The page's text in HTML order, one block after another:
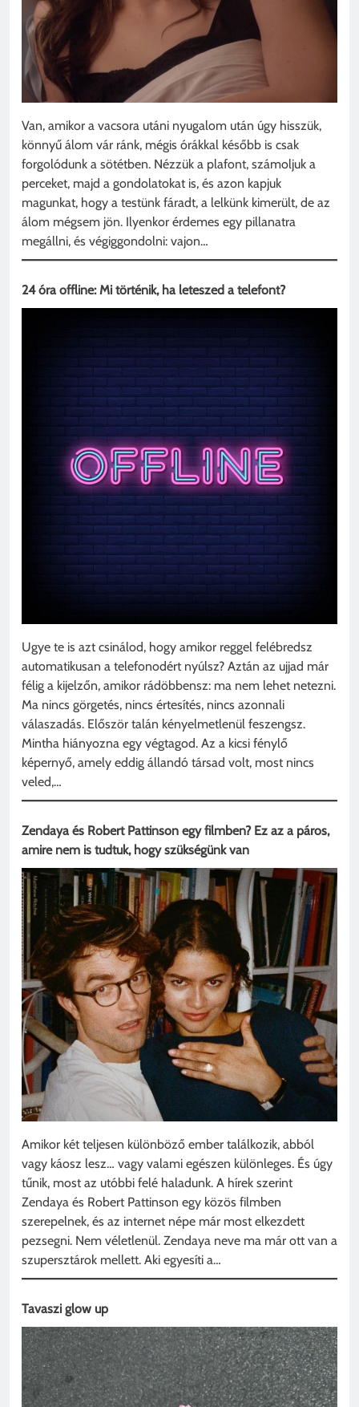
Van, amikor a vacsora utáni nyugalom után úgy hisszük,
könnyű álom vár ránk, mégis órákkal később is csak
forgolódunk a sötétben. Nézzük a plafont, számoljuk a
perceket, majd a gondolatokat is, és azon kapjuk
magunkat, hogy a testünk fáradt, a lelkünk kimerült, de az
álom mégsem jön. Ilyenkor érdemes egy pillanatra
megállni, és végiggondolni: vajon…
24 óra offline: Mi történik, ha leteszed a telefont?
Ugye te is azt csinálod, hogy amikor reggel felébredsz
automatikusan a telefonodért nyúlsz? Aztán az ujjad már
félig a kijelzőn, amikor rádöbbensz: ma nem lehet netezni.
Ma nincs görgetés, nincs értesítés, nincs azonnali
válaszadás. Először talán kényelmetlenül feszengsz.
Mintha hiányozna egy végtagod. Az a kicsi fénylő
képernyő, amely eddig állandó társad volt, most nincs
veled,…
Zendaya és Robert Pattinson egy filmben? Ez az a páros,
amire nem is tudtuk, hogy szükségünk van
Amikor két teljesen különböző ember találkozik, abból
vagy káosz lesz… vagy valami egészen különleges. És úgy
tűnik, most az utóbbi felé haladunk. A hírek szerint
Zendaya és Robert Pattinson egy közös filmben
szerepelnek, és az internet népe már most elkezdett
pezsegni. Nem véletlenül. Zendaya neve ma már ott van a
szupersztárok mellett. Aki egyesíti a…
Tavaszi glow up